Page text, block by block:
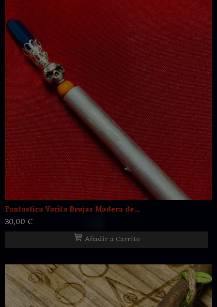
Fantastica Varita Brujas Madera de...
30,00 €
Añadir a Carrito